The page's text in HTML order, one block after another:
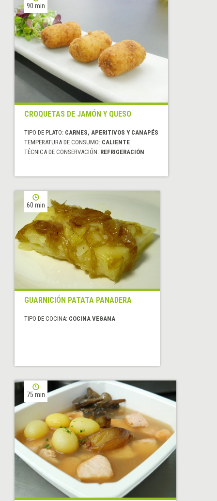
90 min
CROQUETAS DE JAMÓN Y QUESO
TIPO DE PLATO: CARNES, APERITIVOS Y CANAPÉS
TEMPERATURA DE CONSUMO: CALIENTE
TÉCNICA DE CONSERVACIÓN: REFRIGERACIÓN
60 min
GUARNICIÓN PATATA PANADERA
TIPO DE COCINA: COCINA VEGANA
75 min